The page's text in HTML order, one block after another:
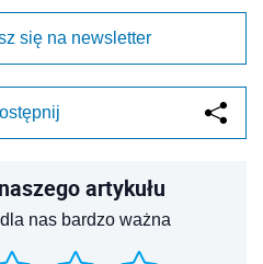
się na newsletter
artykułu
nas bardzo ważna